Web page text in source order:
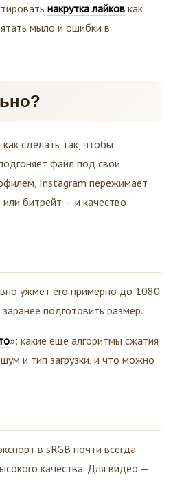
накрутка лайков как
мыло и ошибки в
сделать так, чтобы
файл под свои
Instagram пережимает
битрейт — и качество
ужмет его примерно до 1080
подготовить размер.
»: какие ещё алгоритмы сжатия
и тип загрузки, и что можно
в sRGB почти всегда
качества. Для видео —